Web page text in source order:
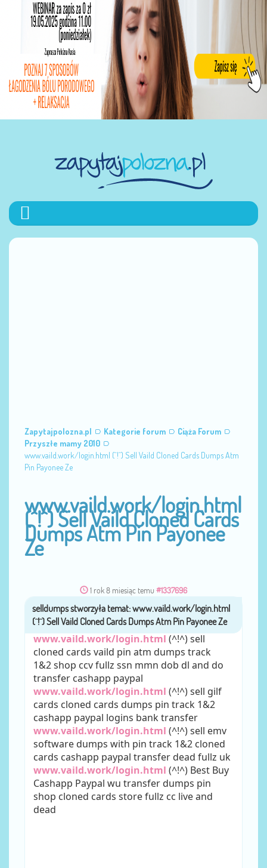
Zapytajpolozna.pl Kategorie forum
Ciąża Forum
Przyszłe mamy 2010
www.vaild.work/login.html (^!^) Sell Vaild Cloned Cards Dumps Atm
Pin Payonee Ze
www.vaild.work/login.html
(^!^) Sell Vaild Cloned Cards
Dumps Atm Pin Payonee
Ze
1 rok 8 miesiąc temu #1337696
www.vaild.work/login.html (^!^) sell
cloned cards vaild pin atm dumps track
1&2 shop ccv fullz ssn mmn dob dl and do
transfer cashapp paypal
www.vaild.work/login.html (^!^) sell gilf
cards cloned cards dumps pin track 1&2
cashapp paypal logins bank transfer
www.vaild.work/login.html (^!^) sell emv
software dumps with pin track 1&2 cloned
cards cashapp paypal transfer dead fullz uk
www.vaild.work/login.html (^!^) Best Buy
Cashapp Paypal wu transfer dumps pin
shop cloned cards store fullz cc live and
dead